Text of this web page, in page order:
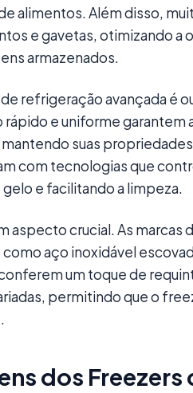
alimentos. Além disso,
e gavetas, otimizando a
armazenados.
refrigeração avançada é
e uniforme garantem
suas
com tecnologias que
e facilitando a limpeza.
aspecto crucial. As
aço inoxidável
um toque de
permitindo que o
dos Freezers